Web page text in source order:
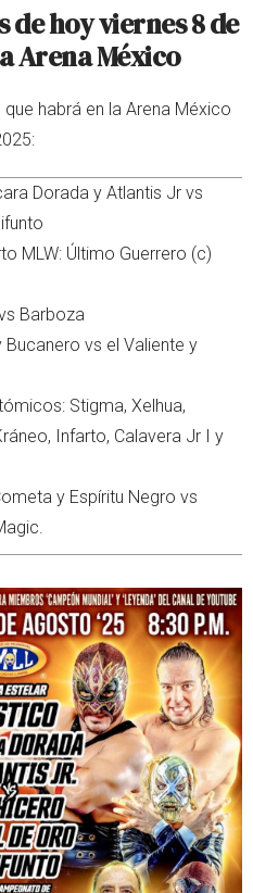
hoy viernes 8 de
Arena México
habrá en la Arena México
Dorada y Atlantis Jr vs
MLW: Último Guerrero (c)
Barboza
Bucanero vs el Valiente y
Stigma, Xelhua,
Infarto, Calavera Jr I y
y Espíritu Negro vs